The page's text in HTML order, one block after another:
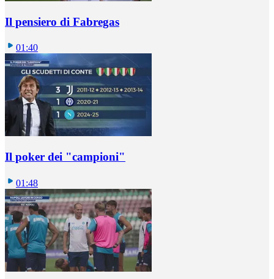
Il pensiero di Fabregas
01:40
Il poker dei "campioni"
01:48